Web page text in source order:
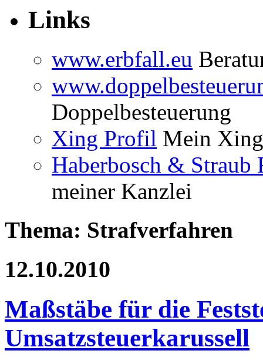
Links
www.erbfall.eu
Doppelbesteuerung
Xing Profil Mein
Haberbosch & Straub
meiner Kanzlei
Thema: Strafverfahren
12.10.2010
Maßstäbe für die
Umsatzsteuerkarussell